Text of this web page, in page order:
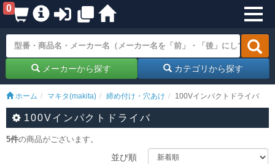
0
メーカーから探す カテゴリから探す
ホーム マキタ(makita) 締め付け・穴あけ 100Vインパクトドライバ
100Vインパクトドライバ
5件の商品がございます。
並び順